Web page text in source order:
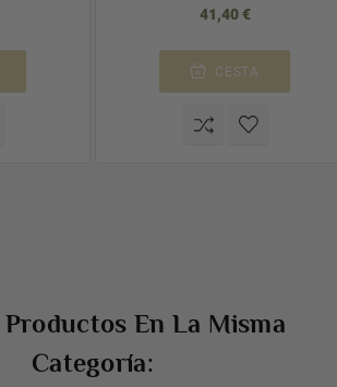
41,40 €
CESTA
En La Misma
Categoría: